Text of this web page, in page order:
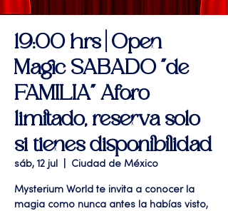
19:00 hrs | Open
Magic SABADO "de
FAMILIA" Aforo
limitado, reserva solo
si tienes disponibilidad
sáb, 12 jul Ciudad de México
Mysterium World te invita a conocer la
magia como nunca antes la habías visto,